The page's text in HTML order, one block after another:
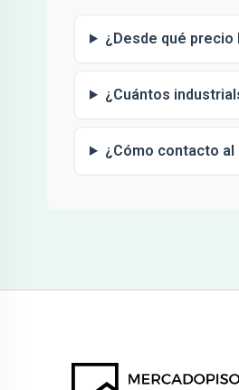
¿Desde qué precio
¿Cuántos
¿Cómo contacto al